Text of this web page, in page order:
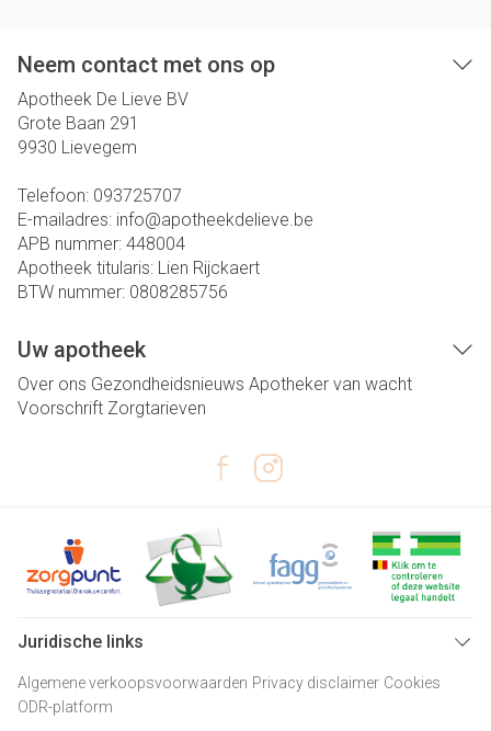
Neem contact met ons op
Apotheek De Lieve BV
Grote Baan 291
9930 Lievegem
Telefoon: 093725707
E-mailadres: info@apotheekdelieve.be
APB nummer: 448004
Apotheek titularis: Lien Rijckaert
BTW nummer: 0808285756
Uw apotheek
Over ons Gezondheidsnieuws Apotheker van wacht
Voorschrift Zorgtarieven
Juridische links
Algemene verkoopsvoorwaarden Privacy disclaimer Cookies
ODR-platform